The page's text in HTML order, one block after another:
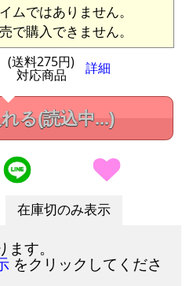
ムではありません。
で購入できません。
(送料275円)
対応商品 詳細
る(読込中...)
在庫切のみ表示
す。
をクリックしてくださ